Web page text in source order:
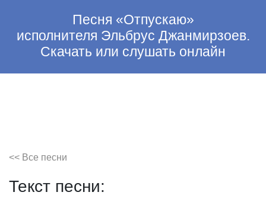
Песня «Отпускаю»
исполнителя Эльбрус Джанмирзоев.
Скачать или слушать онлайн
<< Все песни
Текст песни: